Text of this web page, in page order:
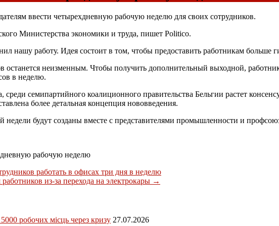
ввести четырехдневную рабочую неделю для своих сотрудников.
Министерства экономики и труда, пишет Politico.
нашу работу. Идея состоит в том, чтобы предоставить работникам больше
останется неизменным. Чтобы получить дополнительный выходной,
в неделю.
среди семипартийного коалиционного правительства Бельгии растет
более детальная концепция нововведения.
недели будут созданы вместе с представителями промышленности и
рабочую неделю
работать в офисах три дня в неделю
из-за перехода на электрокары →
робочих місць через кризу 27.07.2026